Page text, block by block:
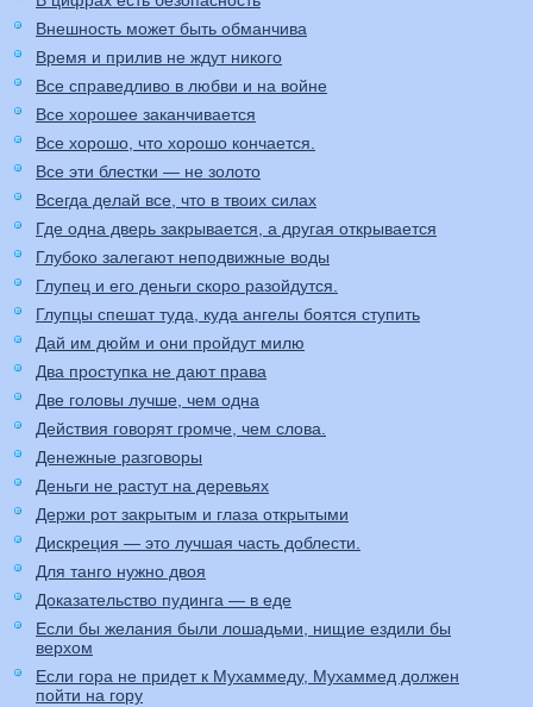
Внешность может быть обманчива
Время и прилив не ждут никого
Все справедливо в любви и на войне
Все хорошее заканчивается
Все хорошо, что хорошо кончается.
Все эти блестки — не золото
Всегда делай все, что в твоих силах
Где одна дверь закрывается, а другая открывается
Глубоко залегают неподвижные воды
Глупец и его деньги скоро разойдутся.
Глупцы спешат туда, куда ангелы боятся ступить
Дай им дюйм и они пройдут милю
Два проступка не дают права
Две головы лучше, чем одна
Действия говорят громче, чем слова.
Денежные разговоры
Деньги не растут на деревьях
Держи рот закрытым и глаза открытыми
Дискреция — это лучшая часть доблести.
Для танго нужно двоя
Доказательство пудинга — в еде
Если бы желания были лошадьми, нищие ездили бы
верхом
Если гора не придет к Мухаммеду, Мухаммед должен
пойти на гору